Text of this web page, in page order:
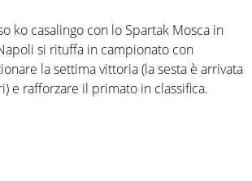
ko casalingo con lo Spartak Mosca in
si rituffa in campionato con
la settima vittoria (la sesta è arrivata
e rafforzare il primato in classifica.